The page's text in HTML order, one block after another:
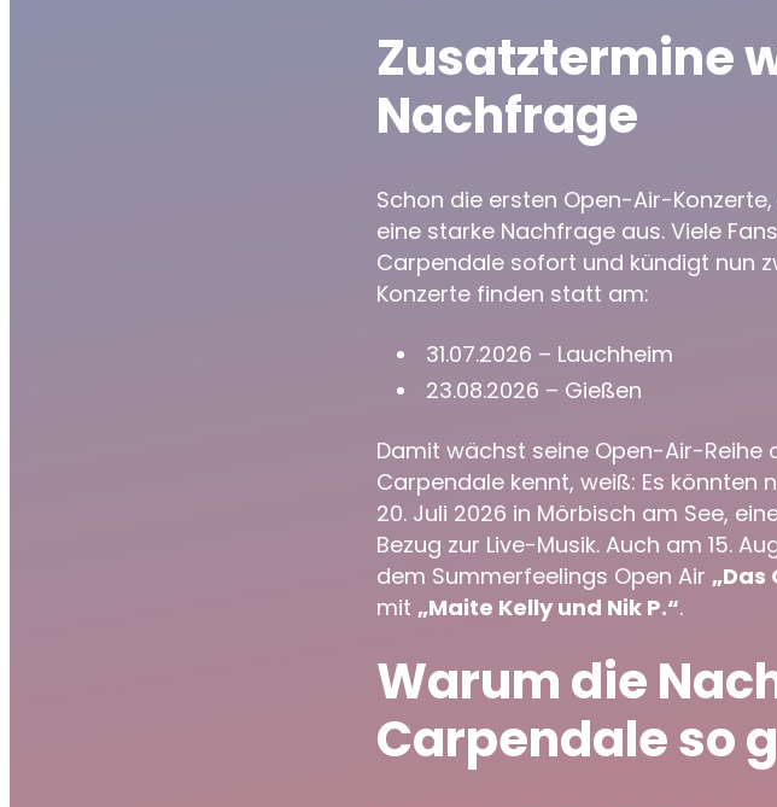
Zusatztermine
Nachfrage
Schon die ersten Open-Air-
eine starke Nachfrage aus. Viele
Carpendale sofort und kündigt nun
Konzerte finden statt am:
31.07.2026 – Lauchheim
23.08.2026 – Gießen
Damit wächst seine Open-Air-Reihe
Carpendale kennt, weiß: Es
20. Juli 2026 in Mörbisch am See,
Bezug zur Live-Musik. Auch am 15.
dem Summerfeelings Open Air „Das
mit „Maite Kelly und Nik P.“.
Warum die
Carpendale so